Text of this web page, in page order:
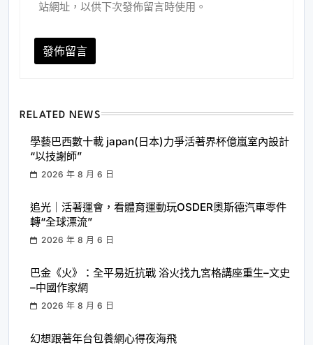
站網址，以供下次發佈留言時使用。
RELATED NEWS
學藝巴西數十載 japan(日本)力爭活著界杯億嵐室內設計
“以技謝師”
2026 年 8 月 6 日
追光｜活著運會，看體育運動玩OSDER奧斯德汽車零件
轉“全球漂流”
2026 年 8 月 6 日
巴金《火》：全平易近抗戰 浴火找九宮格講座重生–文史
–中國作家網
2026 年 8 月 6 日
幻想跟著年台包養網心得夜海飛